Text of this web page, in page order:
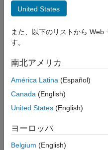
項目一覧
参考
示します。ブロックをマス
をカプセル化してブロック
ます。
AC System という名前のマ
のモデルについて考えます
システムが含まれています
ては、簡単なマスクの作成
%open the model
United States
また、以下のリストから Web
す。
南北アメリカ
América Latina (Español)
Canada (English)
United States (English)
ヨーロッパ
Belgium (English)